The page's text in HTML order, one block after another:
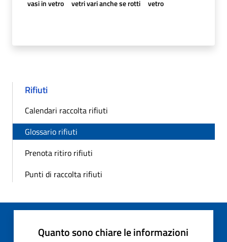
vasi in vetro
vetri vari anche se rotti vetro
Rifiuti
Calendari raccolta rifiuti
Glossario rifiuti
Prenota ritiro rifiuti
Punti di raccolta rifiuti
Quanto sono chiare le informazioni